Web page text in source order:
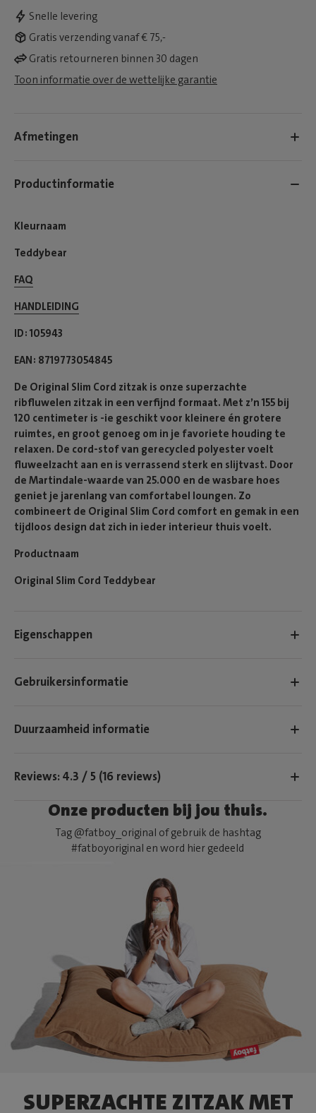
Snelle levering
Gratis verzending vanaf € 75,-
Gratis retourneren binnen 30 dagen
Toon informatie over de wettelijke garantie
Afmetingen
Productinformatie
Kleurnaam
Teddybear
FAQ
HANDLEIDING
ID 105943
EAN 8719773054845
De Original Slim Cord zitzak is onze superzachte
ribfluwelen zitzak in een verfijnd formaat. Met z’n 155 bij
120 centimeter is -ie geschikt voor kleinere én grotere
ruimtes, en groot genoeg om in je favoriete houding te
relaxen. De cord-stof van gerecycled polyester voelt
fluweelzacht aan en is verrassend sterk en slijtvast. Door
de Martindale-waarde van 25.000 en de wasbare hoes
geniet je jarenlang van comfortabel loungen. Zo
combineert de Original Slim Cord comfort en gemak in een
tijdloos design dat zich in ieder interieur thuis voelt.
Productnaam
Original Slim Cord Teddybear
Eigenschappen
Gebruikersinformatie
Duurzaamheid informatie
Reviews: 4.3 / 5 (16 reviews)
Onze producten bij jou thuis.
Tag @fatboy_original of gebruik de hashtag
#fatboyoriginal en word hier gedeeld
SUPERZACHTE ZITZAK MET